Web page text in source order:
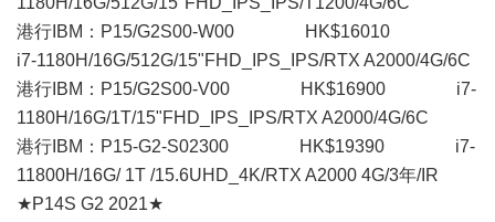
港行IBM：P15/G2S00-W00 HK$16010
i7-1180H/16G/512G/15"FHD_IPS_IPS/RTX A2000/4G/6C
港行IBM：P15/G2S00-V00 HK$16900 i7-
1180H/16G/1T/15"FHD_IPS_IPS/RTX A2000/4G/6C
港行IBM：P15-G2-S02300 HK$19390 i7-
11800H/16G/ 1T /15.6UHD_4K/RTX A2000 4G/3年/IR
★P14S G2 2021★